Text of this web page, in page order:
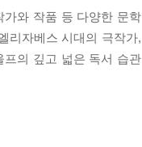
가와 작품 등 다양한 문학
리자베스 시대의 극작가,
프의 깊고 넓은 독서 습관